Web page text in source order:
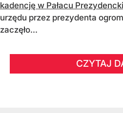
kadencję w Pałacu
urzędu przez prezydenta
zaczęło...
CZYTAJ